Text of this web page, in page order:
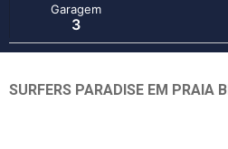
Garagem
3
SURFERS PARADISE EM PRAIA